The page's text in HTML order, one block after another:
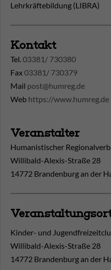
Lehrkräftebildung (LIBRA)
Kontakt
Tel.03381/ 730380
Fax03381/ 730379
Mail post@humreg.de
Web https://www.humreg.de
Veranstalter
Humanistischer
Willibald-Alexis-Straße 28
14772 Brandenburg an der
Kinder- und
Willibald-Alexis-Straße 28
14772 Brandenburg an der